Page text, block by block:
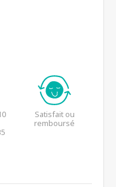
Satisfait ou
remboursé